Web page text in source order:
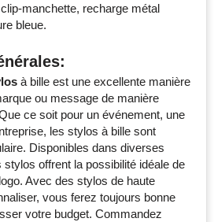
manchette, recharge métal
bleue.
à bille est une excellente manière
ou message de manière
ce soit pour un événement, une
les stylos à bille sont
Disponibles dans diverses
offrent la possibilité idéale de
Avec des stylos de haute
vous ferez toujours bonne
votre budget. Commandez